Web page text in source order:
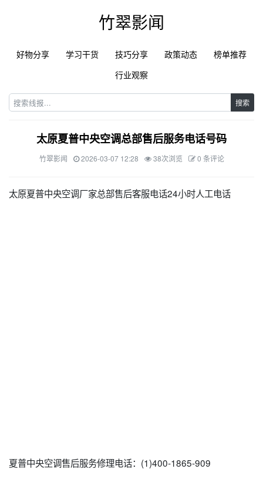
竹翠影闻
好物分享 学习干货 技巧分享 政策动态
榜单推荐
行业观察
搜索
太原夏普中央空调总部售后服务电话号码
竹翠影闻 2026-03-07 12:28 38次浏览 0 条评论
太原夏普中央空调厂家总部售后客服电话24小时人工电话
夏普中央空调售后服务修理电话：(1)400-1865-909